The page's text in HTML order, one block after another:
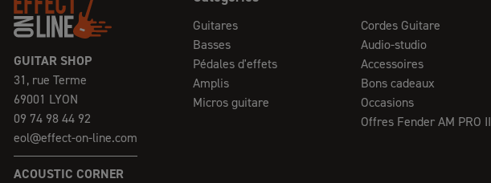
GUITAR SHOP
31, rue Terme
69001 LYON
09 74 98 44 92
eol@effect-on-line.com
ACOUSTIC CORNER
Guitares
Basses
Pédales d'effets
Amplis
Micros guitare
Cordes Guitare
Audio-studio
Accessoires
Bons cadeaux
Occasions
Offres Fender AM PRO II